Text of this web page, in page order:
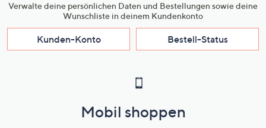
Verwalte deine persönlichen Daten und Bestellungen sowie deine
Wunschliste in deinem Kundenkonto
Kunden-Konto Bestell-Status
Mobil shoppen